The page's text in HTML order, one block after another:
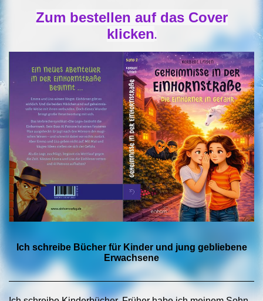
Zum bestellen auf das Cover
klicken.
Ich schreibe Bücher für Kinder und jung gebliebene
Erwachsene